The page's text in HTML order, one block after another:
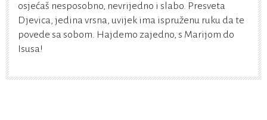
osjećaš nesposobno, nevrijedno i slabo. Presveta
Djevica, jedina vrsna, uvijek ima ispruženu ruku da te
povede sa sobom. Hajdemo zajedno, s Marijom do
Isusa!